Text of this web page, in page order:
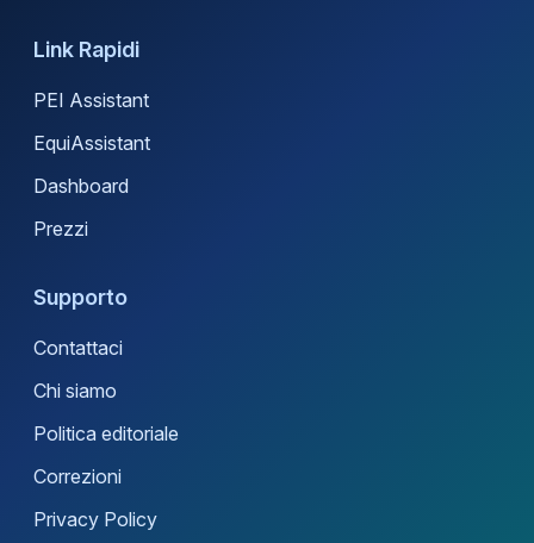
Link Rapidi
PEI Assistant
EquiAssistant
Dashboard
Prezzi
Supporto
Contattaci
Chi siamo
Politica editoriale
Correzioni
Privacy Policy